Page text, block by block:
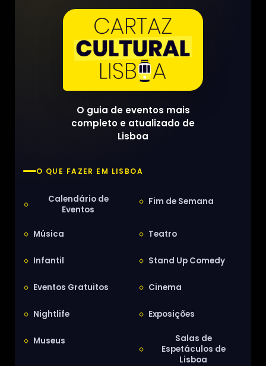
O guia de eventos mais
completo e atualizado de
Lisboa
O QUE FAZER EM LISBOA
Calendário de
Eventos
Fim de Semana
Música Teatro
Infantil Stand Up Comedy
Eventos Gratuitos Cinema
Nightlife Exposições
Museus
Salas de
Espetáculos de
Lisboa